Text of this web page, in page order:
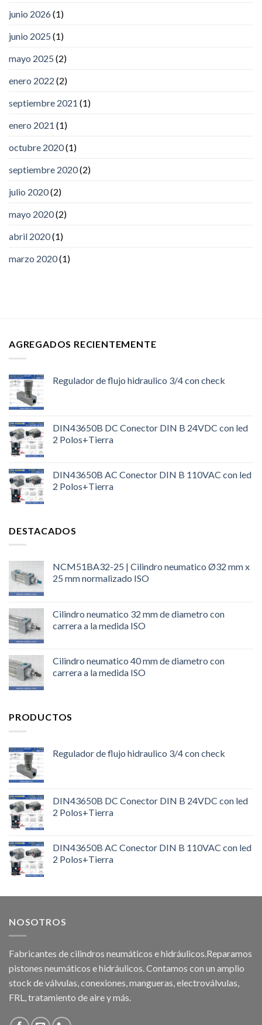
junio 2026(1)
junio 2025 (1)
mayo 2025 (2)
enero 2022 (2)
septiembre 2021 (1)
enero 2021 (1)
octubre 2020(1)
septiembre 2020(2)
julio 2020(2)
mayo 2020(2)
abril 2020(1)
marzo 2020(1)
AGREGADOS RECIENTEMENTE
Regulador de flujo hidraulico 3/4 con check
DIN43650B DC Conector DIN B 24VDC con led
2 Polos+Tierra
DIN43650B AC Conector DIN B 110VAC con led
2 Polos+Tierra
DESTACADOS
NCM51BA32-25 | Cilindro neumatico Ø32 mm x
25 mm normalizado ISO
Cilindro neumatico 32 mm de diametro con
carrera a la medida ISO
Cilindro neumatico 40 mm de diametro con
carrera a la medida ISO
PRODUCTOS
Regulador de flujo hidraulico 3/4 con check
DIN43650B DC Conector DIN B 24VDC con led
2 Polos+Tierra
DIN43650B AC Conector DIN B 110VAC con led
2 Polos+Tierra
NOSOTROS
Fabricantes de cilindros neumáticos e hidráulicos.Reparamos
pistones neumáticos e hidráulicos. Contamos con un amplio
stock de válvulas, conexiones, mangueras, electroválvulas,
FRL, tratamiento de aire y más.